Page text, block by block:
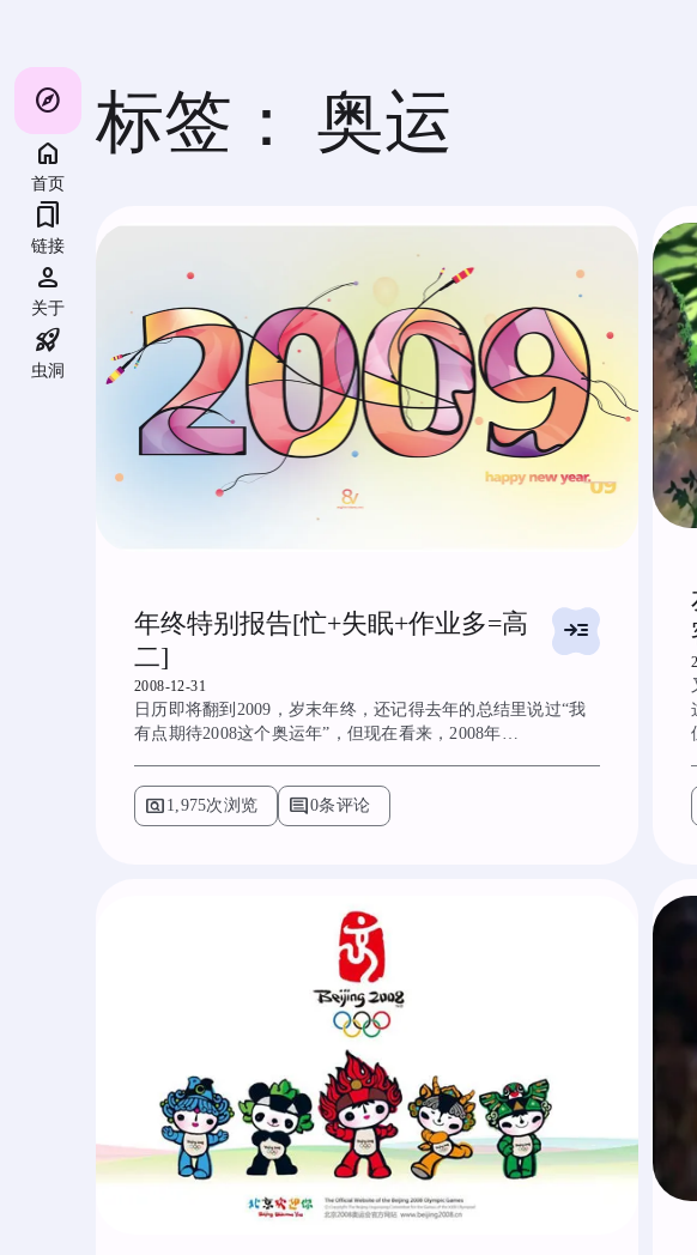
容
explore
首页
链接
bookmarks
关于
person
虫洞
rocket_launch
标签： 奥运
年终特别报告[忙+失眠+作业多=高
二]
2008-12-31
read_more
日历即将翻到2009，岁末年终，还记得去年的总结里说过“我
有点期待2008这个奥运年”，但现在看来，2008年…
pageview 1,975次浏览 comment0条评论